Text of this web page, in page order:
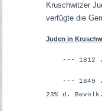
Kruschwitzer
verfügte die
Juden in
--- 1812
--- 1849
23% d.